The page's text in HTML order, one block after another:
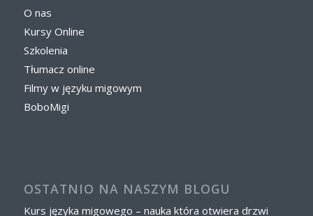
O nas
Kursy Online
Szkolenia
Tłumacz online
Filmy w języku migowym
BoboMigi
OSTATNIO NA NASZYM BLOGU
Kurs języka migowego – nauka która otwiera drzwi